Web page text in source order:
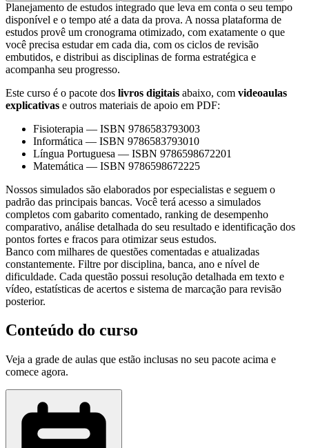
Planejamento de estudos integrado que leva em conta o seu tempo
disponível e o tempo até a data da prova. A nossa plataforma de
estudos provê um cronograma otimizado, com exatamente o que
você precisa estudar em cada dia, com os ciclos de revisão
embutidos, e distribui as disciplinas de forma estratégica e
acompanha seu progresso.
Este curso é o pacote dos livros digitais abaixo, com videoaulas
explicativas e outros materiais de apoio em PDF:
Fisioterapia — ISBN 9786583793003
Informática — ISBN 9786583793010
Língua Portuguesa — ISBN 9786598672201
Matemática — ISBN 9786598672225
Nossos simulados são elaborados por especialistas e seguem o
padrão das principais bancas. Você terá acesso a simulados
completos com gabarito comentado, ranking de desempenho
comparativo, análise detalhada do seu resultado e identificação dos
pontos fortes e fracos para otimizar seus estudos.
Banco com milhares de questões comentadas e atualizadas
constantemente. Filtre por disciplina, banca, ano e nível de
dificuldade. Cada questão possui resolução detalhada em texto e
vídeo, estatísticas de acertos e sistema de marcação para revisão
posterior.
Conteúdo do curso
Veja a grade de aulas que estão inclusas no seu pacote acima e
comece agora.